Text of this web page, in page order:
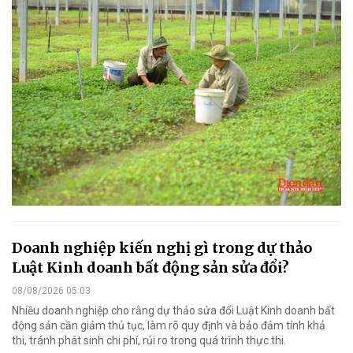
Doanh nghiệp kiến nghị gì trong dự thảo
Luật Kinh doanh bất động sản sửa đổi?
08/08/2026 05:03
Nhiều doanh nghiệp cho rằng dự thảo sửa đổi Luật Kinh doanh bất
động sản cần giảm thủ tục, làm rõ quy định và bảo đảm tính khả
thi, tránh phát sinh chi phí, rủi ro trong quá trình thực thi.